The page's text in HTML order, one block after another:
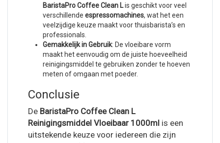
BaristaPro Coffee Clean Lis geschikt voor veel
verschillende espressomachines, wat het een
veelzijdige keuze maakt voor thuisbarista’s en
professionals.
Gemakkelijk in Gebruik: De vloeibare vorm
maakt het eenvoudig om de juiste hoeveelheid
reinigingsmiddel te gebruiken zonder te hoeven
meten of omgaan met poeder.
Conclusie
De BaristaPro Coffee Clean L
Reinigingsmiddel Vloeibaar 1000ml is een
uitstekende keuze voor iedereen die zijn